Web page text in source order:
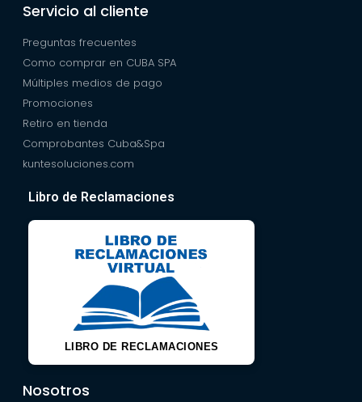
Servicio al cliente
Preguntas frecuentes
Como comprar en CUBA SPA
Múltiples medios de pago
Promociones
Retiro en tienda
Comprobantes Cuba&Spa
kuntesoluciones.com
Libro de Reclamaciones
LIBRO DE RECLAMACIONES
Nosotros